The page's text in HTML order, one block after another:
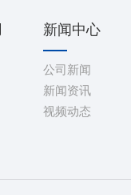
新闻中心
公司新闻
新闻资讯
视频动态